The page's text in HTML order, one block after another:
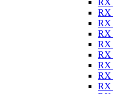
RX
RX
RX
RX
RX
RX
RX
RX